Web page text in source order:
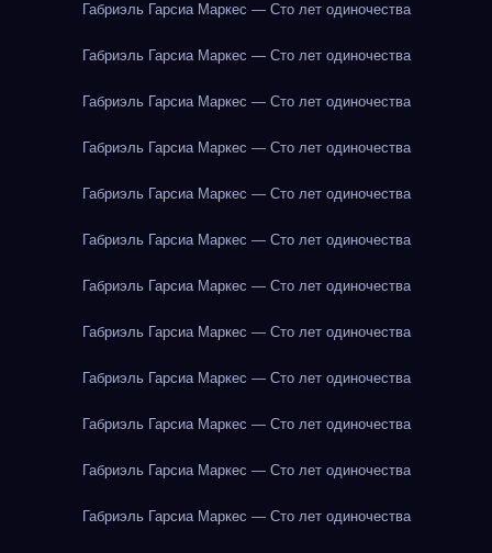
Габриэль Гарсиа Маркес — Сто лет одиночества
Габриэль Гарсиа Маркес — Сто лет одиночества
Габриэль Гарсиа Маркес — Сто лет одиночества
Габриэль Гарсиа Маркес — Сто лет одиночества
Габриэль Гарсиа Маркес — Сто лет одиночества
Габриэль Гарсиа Маркес — Сто лет одиночества
Габриэль Гарсиа Маркес — Сто лет одиночества
Габриэль Гарсиа Маркес — Сто лет одиночества
Габриэль Гарсиа Маркес — Сто лет одиночества
Габриэль Гарсиа Маркес — Сто лет одиночества
Габриэль Гарсиа Маркес — Сто лет одиночества
Габриэль Гарсиа Маркес — Сто лет одиночества